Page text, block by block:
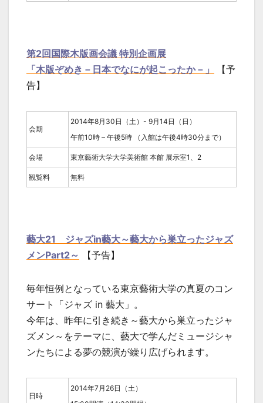
第2回国際木版画会議 特別企画展
「木版ぞめき－日本でなにが起こったか－」
【予
告】
会期
2014年8月30日（土）- 9月14日（日）
午前10時 – 午後5時 （入館は午後4時30分まで）
会場 東京藝術大学大学美術館 本館 展示室1、2
観覧料 無料
藝大21 ジャズin藝大～藝大から巣立ったジャズ
メンPart2～ 【予告】
毎年恒例となっている東京藝術大学の真夏のコン
サート「ジャズ in 藝大」。
今年は、昨年に引き続き～藝大から巣立ったジャ
ズメン～をテーマに、藝大で学んだミュージシャ
ンたちによる夢の競演が繰り広げられます。
日時
2014年7月26日（土）